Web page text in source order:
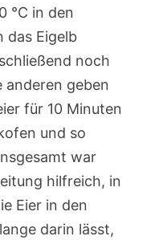
°C in den
das Eigelb
noch
anderen geben
für 10 Minuten
und so
war
hilfreich, in
Eier in den
darin lässt,